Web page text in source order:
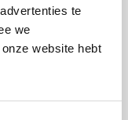
te
we
website hebt